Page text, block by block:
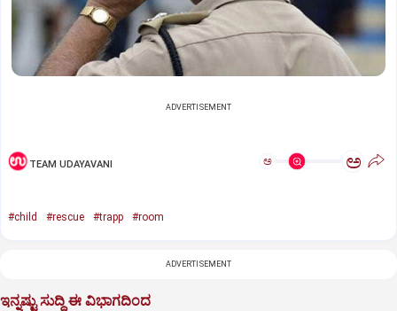
ADVERTISEMENT
TEAM UDAYAVANI ಅ ಅ
#child #rescue #trapp #room
ADVERTISEMENT
ಇನ್ನಷ್ಟು ಸುದ್ದಿ ಈ ವಿಭಾಗದಿಂದ